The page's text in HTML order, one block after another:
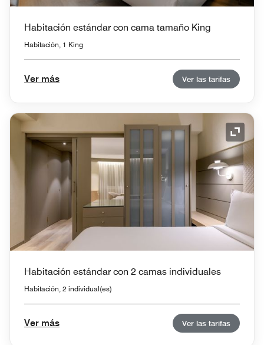
Habitación estándar con cama tamaño King
Habitación, 1 King
Ver más Ver las tarifas
Icono
Habitación estándar con 2 camas individuales
Habitación, 2 individual(es)
Ver más Ver las tarifas